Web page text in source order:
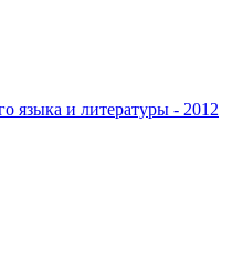
языка и литературы - 2012